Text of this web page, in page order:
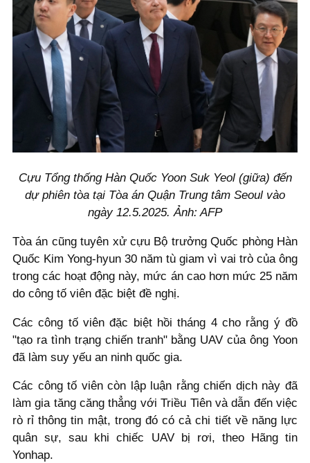
Cựu Tổng thống Hàn Quốc Yoon Suk Yeol (giữa) đến
dự phiên tòa tại Tòa án Quận Trung tâm Seoul vào
ngày 12.5.2025. Ảnh: AFP
Tòa án cũng tuyên xử cựu Bộ trưởng Quốc phòng Hàn
Quốc Kim Yong-hyun 30 năm tù giam vì vai trò của ông
trong các hoạt động này, mức án cao hơn mức 25 năm
do công tố viên đặc biệt đề nghị.
Các công tố viên đặc biệt hồi tháng 4 cho rằng ý đồ
"tạo ra tình trạng chiến tranh" bằng UAV của ông Yoon
đã làm suy yếu an ninh quốc gia.
Các công tố viên còn lập luận rằng chiến dịch này đã
làm gia tăng căng thẳng với Triều Tiên và dẫn đến việc
rò rỉ thông tin mật, trong đó có cả chi tiết về năng lực
quân sự, sau khi chiếc UAV bị rơi, theo Hãng tin
Yonhap.